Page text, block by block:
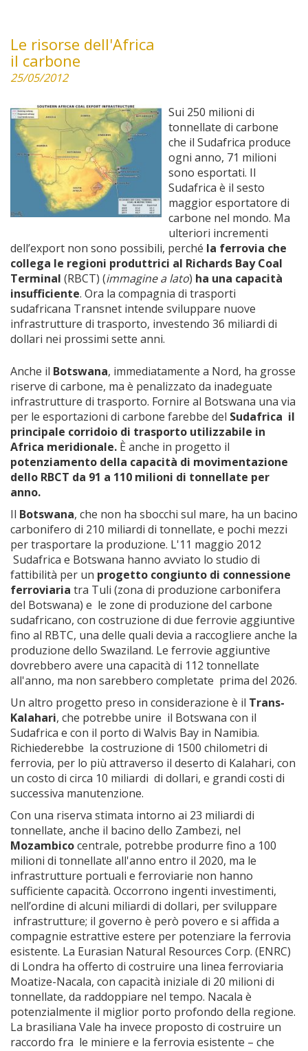
Le risorse dell'Africa
il carbone
25/05/2012
Sui 250 milioni di
tonnellate di carbone
che il Sudafrica produce
ogni anno, 71 milioni
sono esportati. Il
Sudafrica è il sesto
maggior esportatore di
carbone nel mondo. Ma
ulteriori incrementi
dell’export non sono possibili, perché la ferrovia che
collega le regioni produttrici al Richards Bay Coal
Terminal (RBCT) (immagine a lato) ha una capacità
insufficiente. Ora la compagnia di trasporti
sudafricana Transnet intende sviluppare nuove
infrastrutture di trasporto, investendo 36 miliardi di
dollari nei prossimi sette anni.
Anche il Botswana, immediatamente a Nord, ha grosse
riserve di carbone, ma è penalizzato da inadeguate
infrastrutture di trasporto. Fornire al Botswana una via
per le esportazioni di carbone farebbe del Sudafrica il
principale corridoio di trasporto utilizzabile in
Africa meridionale. È anche in progetto il
potenziamento della capacità di movimentazione
dello RBCT da 91 a 110 milioni di tonnellate per
anno.
Il Botswana, che non ha sbocchi sul mare, ha un bacino
carbonifero di 210 miliardi di tonnellate, e pochi mezzi
per trasportare la produzione. L'11 maggio 2012
Sudafrica e Botswana hanno avviato lo studio di
fattibilità per un progetto congiunto di connessione
ferroviaria tra Tuli (zona di produzione carbonifera
del Botswana) e le zone di produzione del carbone
sudafricano, con costruzione di due ferrovie aggiuntive
fino al RBTC, una delle quali devia a raccogliere anche la
produzione dello Swaziland. Le ferrovie aggiuntive
dovrebbero avere una capacità di 112 tonnellate
all'anno, ma non sarebbero completate prima del 2026.
Un altro progetto preso in considerazione è il Trans-
Kalahari, che potrebbe unire il Botswana con il
Sudafrica e con il porto di Walvis Bay in Namibia.
Richiederebbe la costruzione di 1500 chilometri di
ferrovia, per lo più attraverso il deserto di Kalahari, con
un costo di circa 10 miliardi di dollari, e grandi costi di
successiva manutenzione.
Con una riserva stimata intorno ai 23 miliardi di
tonnellate, anche il bacino dello Zambezi, nel
Mozambicocentrale, potrebbe produrre fino a 100
milioni di tonnellate all'anno entro il 2020, ma le
infrastrutture portuali e ferroviarie non hanno
sufficiente capacità. Occorrono ingenti investimenti,
nell’ordine di alcuni miliardi di dollari, per sviluppare
infrastrutture; il governo è però povero e si affida a
compagnie estrattive estere per potenziare la ferrovia
esistente. La Eurasian Natural Resources Corp. (ENRC)
di Londra ha offerto di costruire una linea ferroviaria
Moatize-Nacala, con capacità iniziale di 20 milioni di
tonnellate, da raddoppiare nel tempo. Nacala è
potenzialmente il miglior porto profondo della regione.
La brasiliana Vale ha invece proposto di costruire un
raccordo fra le miniere e la ferrovia esistente – che